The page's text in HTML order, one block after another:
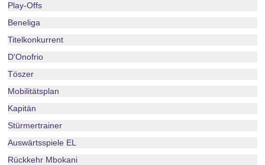
Play-Offs
Beneliga
Titelkonkurrent
D'Onofrio
Töszer
Mobilitätsplan
Kapitän
Stürmertrainer
Auswärtsspiele EL
Rückkehr Mbokani